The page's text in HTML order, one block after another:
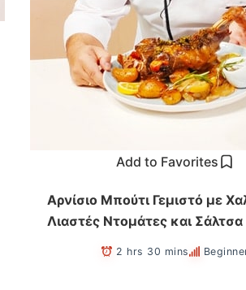
Add to Favorites
Αρνίσιο Μπούτι Γεμιστό με
Λιαστές Ντομάτες και
2 hrs 30 mins